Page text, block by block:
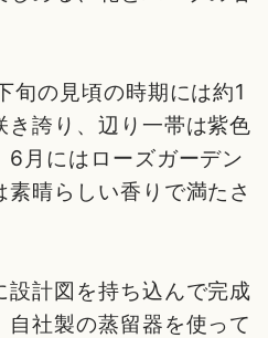
旬の見頃の時期には約1
誇り、辺り一帯は紫色
6月にはローズガーデン
晴らしい香りで満たさ
設計図を持ち込んで完成
社製の蒸留器を使って